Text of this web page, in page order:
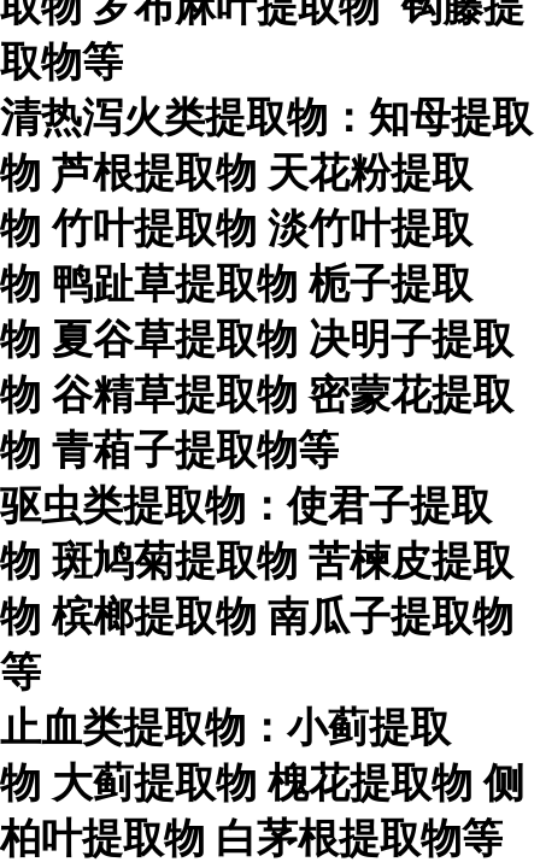
取物等
清热泻火类提取物：知母提取
物 芦根提取物 天花粉提取
物 竹叶提取物 淡竹叶提取
物 鸭趾草提取物 栀子提取
物 夏谷草提取物 决明子提取
物 谷精草提取物 密蒙花提取
物 青葙子提取物等
驱虫类提取物：使君子提取
物 斑鸠菊提取物 苦楝皮提取
物 槟榔提取物 南瓜子提取物
等
止血类提取物：小蓟提取
物 大蓟提取物 槐花提取物 侧
柏叶提取物 白茅根提取物等